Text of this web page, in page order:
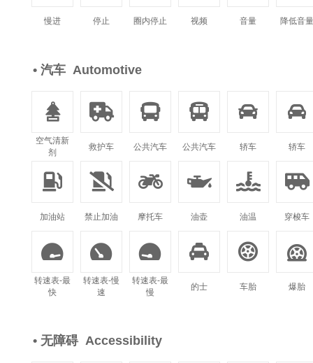
慢进 停止 圈内停止 视频 音量 降低音量
空气清新
剂
救护车 公共汽车 公共汽车 轿车 轿车
加油站 禁止加油 摩托车 油壶 油温 穿梭车
转速表-最
快
转速表-慢
速
转速表-最
慢
的士 车胎 爆胎
• 无障碍 Accessibility
• 汽车 Automotive
     
     
     